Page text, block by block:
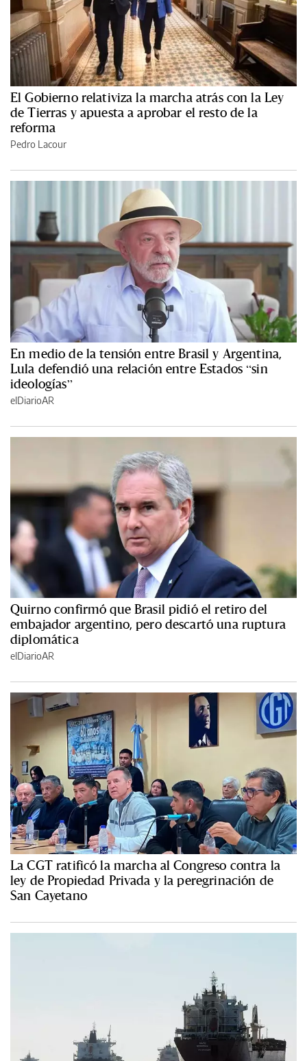
El Gobierno relativiza la marcha atrás con la Ley
de Tierras y apuesta a aprobar el resto de la
reforma
Pedro Lacour
En medio de la tensión entre Brasil y Argentina,
Lula defendió una relación entre Estados “sin
ideologías”
elDiarioAR
Quirno confirmó que Brasil pidió el retiro del
embajador argentino, pero descartó una ruptura
diplomática
elDiarioAR
La CGT ratificó la marcha al Congreso contra la
ley de Propiedad Privada y la peregrinación de
San Cayetano